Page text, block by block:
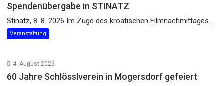
Spendenübergabe in STINATZ
Stinatz, 8. 8. 2026 Im Zuge des kroatischen Filmnachmittages...
Veranstaltung
4. August 2026
60 Jahre Schlösslverein in Mogersdorf gefeiert